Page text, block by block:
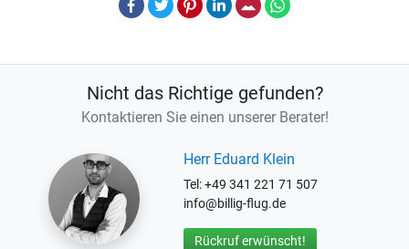
Nicht das Richtige gefunden?
Kontaktieren Sie einen unserer Berater!
Herr Eduard Klein
Tel: +49 341 221 71 507
info@billig-flug.de
Rückruf erwünscht!